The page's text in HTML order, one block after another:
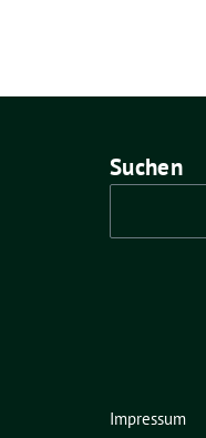
Suchen
Impressum